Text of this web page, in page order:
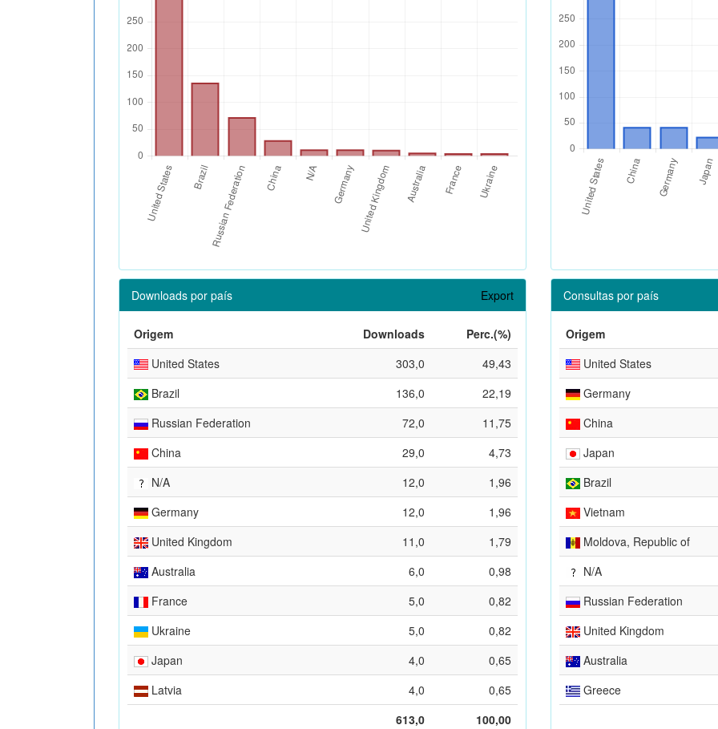
Downloads por país Export
Origem Downloads
Perc.(%)
United States
303,0
49,43
Brazil
136,0
22,19
Russian Federation
72,0
11,75
China
29,0
4,73
N/A
12,0
1,96
Germany
12,0
1,96
United Kingdom
11,0
1,79
Australia
6,0
0,98
France
5,0
0,82
Ukraine
5,0
0,82
Japan
4,0
0,65
Latvia
4,0
0,65
613,0
100,00
Consultas por país
Origem
United States
Germany
China
Japan
Brazil
Vietnam
Moldova, Republic of
N/A
Russian Federation
United Kingdom
Australia
Greece